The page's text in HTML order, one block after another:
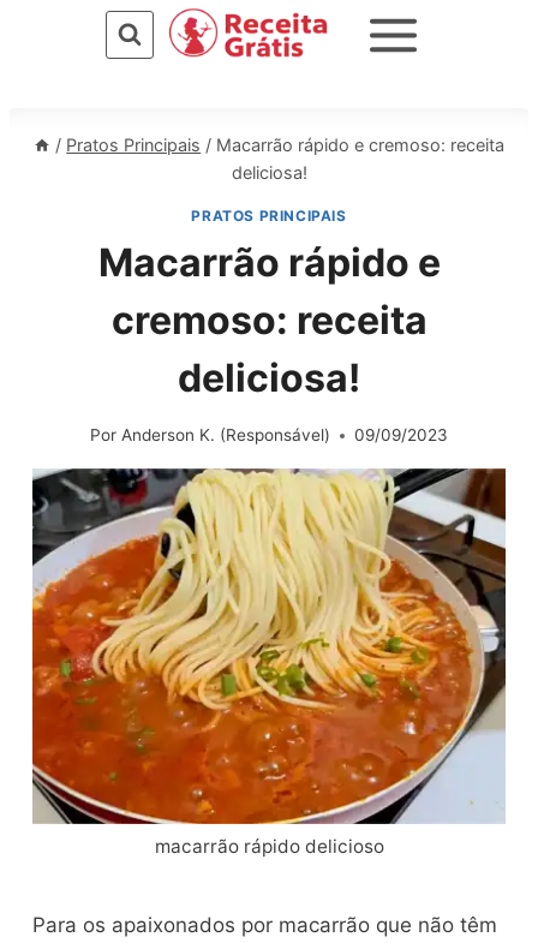
/ Pratos Principais / Macarrão rápido e cremoso: receita
deliciosa!
PRATOS PRINCIPAIS
Macarrão rápido e
cremoso: receita
deliciosa!
Por Anderson K. (Responsável) 09/09/2023
macarrão rápido delicioso
Para os apaixonados por macarrão que não têm